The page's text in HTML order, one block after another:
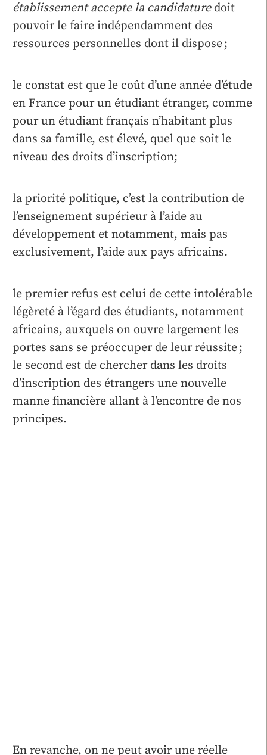
établissement accepte la candidaturedoit
pouvoir le faire indépendamment des
ressources personnelles dont il dispose ;
le constat est que le coût d’une année d’étude
en France pour un étudiant étranger, comme
pour un étudiant français n’habitant plus
dans sa famille, est élevé, quel que soit le
niveau des droits d’inscription;
la priorité politique, c’est la contribution de
l’enseignement supérieur à l’aide au
développement et notamment, mais pas
exclusivement, l’aide aux pays africains.
le premier refus est celui de cette intolérable
légèreté à l’égard des étudiants, notamment
africains, auxquels on ouvre largement les
portes sans se préoccuper de leur réussite ;
le second est de chercher dans les droits
d’inscription des étrangers une nouvelle
manne financière allant à l’encontre de nos
principes.
En revanche, on ne peut avoir une réelle